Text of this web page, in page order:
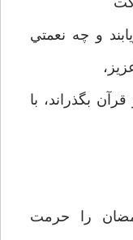
و چه نعمتي
بگذراند، با
را حرمت